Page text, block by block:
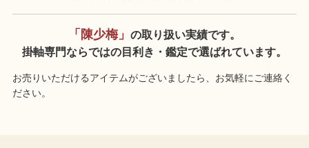
「陳少梅」 の取り扱い実績です。
掛軸専門ならではの目利き・鑑定で選ばれています。
お売りいただけるアイテムがございましたら、お気軽にご連絡く
ださい。